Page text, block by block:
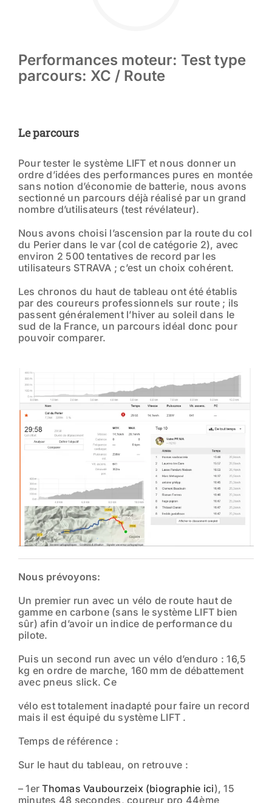
Performances moteur: Test type
parcours: XC / Route
Leparcours
Pour tester le système LIFT et nous donner un
ordre d’idées des performances pures en montée
sans notion d’économie de batterie, nous avons
sectionné un parcours déjà réalisé par un grand
nombre d’utilisateurs (test révélateur).
Nous avons choisi l’ascension par la route du col
du Perier dans le var (col de catégorie 2), avec
environ 2 500 tentatives de record par les
utilisateurs STRAVA ; c’est un choix cohérent.
Les chronos du haut de tableau ont été établis
par des coureurs professionnels sur route ; ils
passent généralement l’hiver au soleil dans le
sud de la France, un parcours idéal donc pour
pouvoir comparer.
Nous prévoyons:
Un premier run avec un vélo de route haut de
gamme en carbone (sans le système LIFT bien
sûr) afin d’avoir un indice de performance du
pilote.
Puis un second run avec un vélo d’enduro : 16,5
kg en ordre de marche, 160 mm de débattement
avec pneus slick. Ce
vélo est totalement inadapté pour faire un record
mais il est équipé du système LIFT .
Temps de référence :
Sur le haut du tableau, on retrouve :
– 1erThomas Vaubourzeix (biographie ici), 15
minutes 48 secondes, coureur pro 44ème